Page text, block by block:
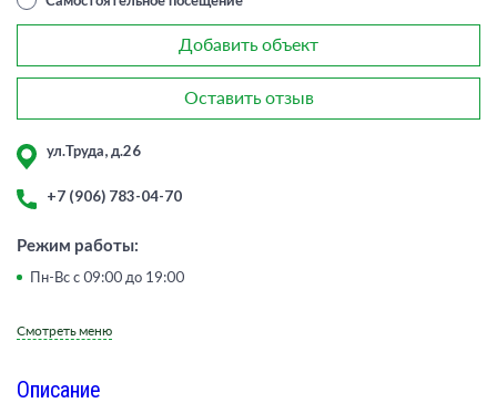
Добавить объект
Оставить отзыв
ул.Труда, д.26
+7 (906) 783-04-70
Режим работы:
Пн-Вс с 09:00 до 19:00
Смотреть меню
Описание